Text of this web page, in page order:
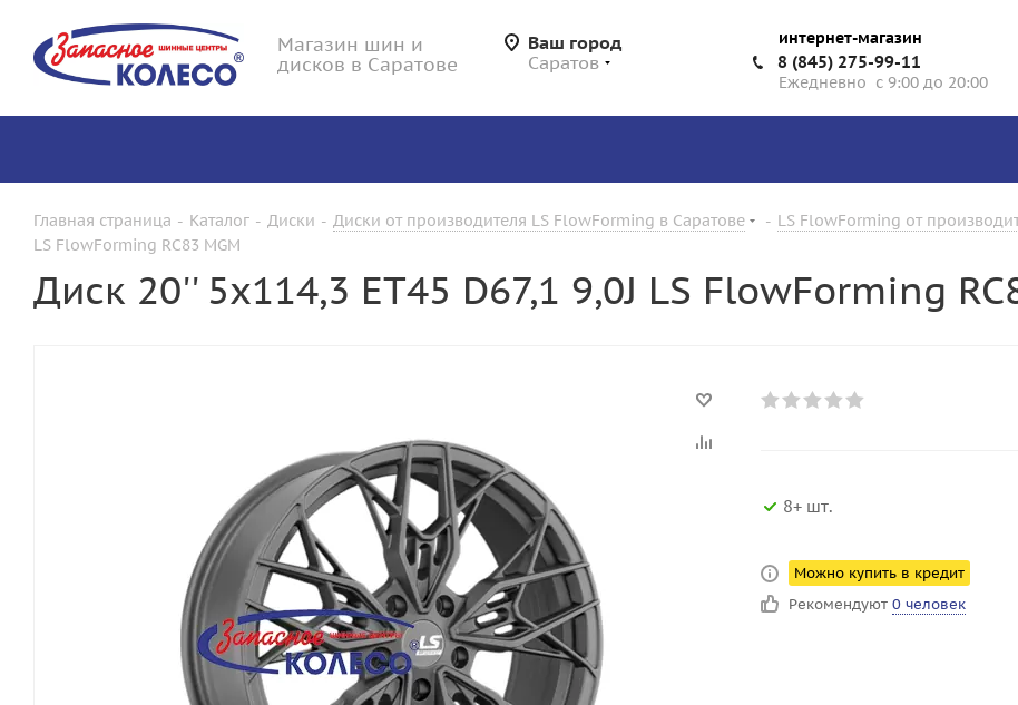
Магазин шин и
дисков в Саратове
Ваш город
Саратов
интернет-магазин
8 (845) 275-99-11
Ежедневно с 9:00 до 20:00
Главная страница - Каталог - Диски - Диски от производителя LS FlowForming в Саратове - LS FlowForming от
LS FlowForming RC83 MGM
Диск 20'' 5x114,3 ET45 D67,1 9,0J LS FlowForming
8+ шт.
Можно купить в кредит
Рекомендуют 0 человек